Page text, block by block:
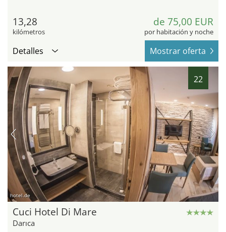
13,28
kilómetros
de 75,00 EUR
por habitación y noche
Detalles Mostrar oferta
22
hotel.de
Cuci Hotel Di Mare
Darıca